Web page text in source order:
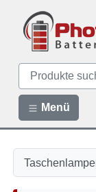
Menü